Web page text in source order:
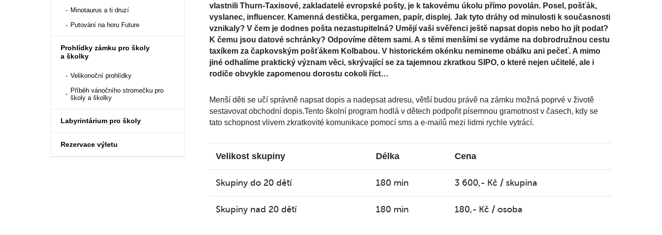
vlastnili Thurn-Taxisové, zakladatelé evropské pošty, je k takovému úkolu přímo povolán. Posel, pošťák,
vyslanec, influencer. Kamenná destička, pergamen, papír, displej. Jak tyto dráhy od minulosti k současnosti
vznikaly? V čem je dodnes pošta nezastupitelná? Umějí vaši svěřenci ještě napsat dopis nebo ho jít podat?
K čemu jsou datové schránky? Odpovíme dětem sami. A s těmi menšími se vydáme na dobrodružnou cestu
taxíkem za čapkovským pošťákem Kolbabou. V historickém okénku nemineme obálku ani pečeť. A mimo
jiné odhalíme praktický význam věci, skrývající se za tajemnou zkratkou SIPO, o které nejen učitelé, ale i
rodiče obvykle zapomenou dorostu cokoli říct…
Menší děti se učí správně napsat dopis a nadepsat adresu, větší budou právě na zámku možná poprvé v životě
sestavovat obchodní dopis.Tento školní program hodlá v dětech podpořit písemnou gramotnost v časech, kdy se
tato schopnost vlivem zkratkovité komunikace pomocí sms a e-mailů mezi lidmi rychle vytrácí.
Velikost skupiny Délka Cena
Skupiny do 20 dětí 180 min 3 600,- Kč / skupina
Skupiny nad 20 dětí 180 min 180,- Kč / osoba
Minotaurus a ti druzí
Putování na horu Future
Prohlídky zámku pro školy
a školky
Velikonoční prohlídky
Příběh vánočního stromečku pro
školy a školky
Labyrintárium pro školy
Rezervace výletu